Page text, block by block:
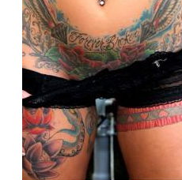
воском
Шугаринг
Мужская
депиляция
Бикини-
Мастера
Отзывы
Материалы
и
инструменты
Фото
Видео
Вопросы-
ответы
Статьи
ВАЖНО
Подготовка
к
процедуре
эпиляции
воском
КОНТАКТЫ